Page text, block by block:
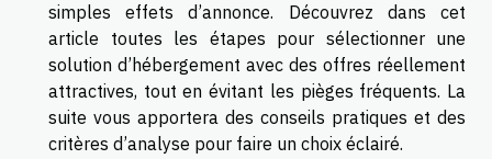
simples effets d’annonce. Découvrez dans cet
article toutes les étapes pour sélectionner une
solution d’hébergement avec des offres réellement
attractives, tout en évitant les pièges fréquents. La
suite vous apportera des conseils pratiques et des
critères d’analyse pour faire un choix éclairé.